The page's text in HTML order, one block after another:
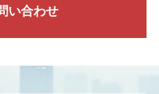
い合わせ